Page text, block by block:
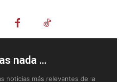
nada ...
noticias más relevantes de la